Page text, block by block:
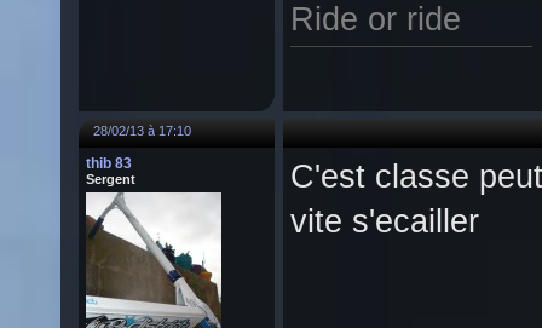
Ride or ride
28/02/13 à 17:10
thib 83
Sergent
C'est classe
vite s'ecailler